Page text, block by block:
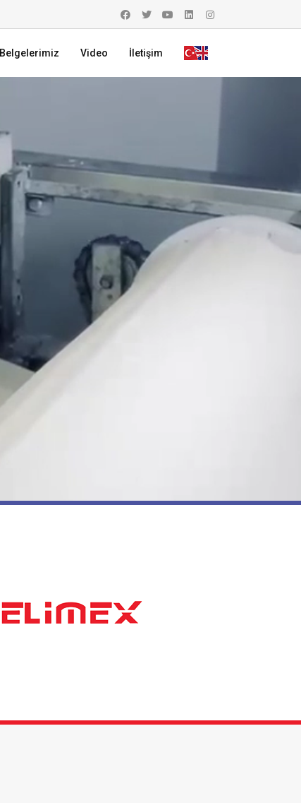
Belgelerimiz Video İletişim